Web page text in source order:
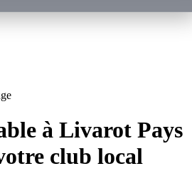
à Livarot Pays
club local